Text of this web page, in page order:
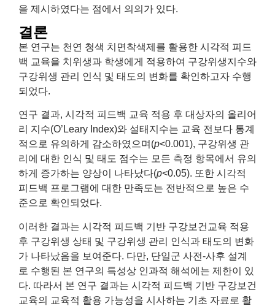
을 제시하였다는 점에서 의의가 있다.
결론
본 연구는 천연 청색 치면착색제를 활용한 시각적 피드
백 교육을 치위생과 학생에게 적용하여 구강위생지수와
구강위생 관리 인식 및 태도의 변화를 확인하고자 수행
되었다.
연구 결과, 시각적 피드백 교육 적용 후 대상자의 올리어
리 지수(O’Leary Index)와 설태지수는 교육 전보다 통계
적으로 유의하게 감소하였으며(p<0.001), 구강위생 관
리에 대한 인식 및 태도 점수는 모든 측정 항목에서 유의
하게 증가하는 양상이 나타났다(p<0.05). 또한 시각적
피드백 프로그램에 대한 만족도는 전반적으로 높은 수
준으로 확인되었다.
이러한 결과는 시각적 피드백 기반 구강보건교육 적용
후 구강위생 상태 및 구강위생 관리 인식과 태도의 변화
가 나타났음을 보여준다. 다만, 단일군 사전-사후 설계
로 수행된 본 연구의 특성상 인과적 해석에는 제한이 있
다. 따라서 본 연구 결과는 시각적 피드백 기반 구강보건
교육의 교육적 활용 가능성을 시사하는 기초 자료로 활